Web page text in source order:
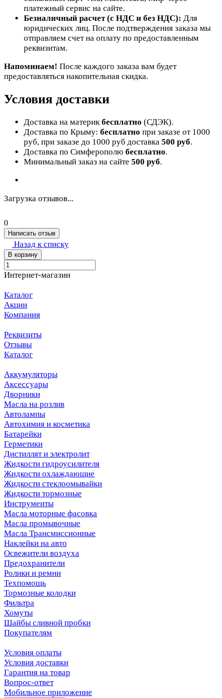
платежный сервис на сайте.
Безналичный расчет (с НДС и без НДС): Для
юридических лиц. После подтверждения заказа мы
отправляем счет на оплату по предоставленным
реквизитам.
Напоминаем! После каждого заказа вам будет
предоставляться накопительная скидка.
Условия доставки
Доставка на материкбесплатно (СДЭК).
Доставка по Крыму: бесплатно при заказе от 1000
руб, при заказе до 1000 руб доставка 500 руб.
Доставка по Симферополю бесплатно.
Минимальный заказ на сайте 500 руб.
Загрузка отзывов...
0
Написать отзыв
Назад к списку
В корзину
Интернет-магазин
Каталог
Акции
Компания
Реквизиты
Отзывы
Каталог
Аккумуляторы
Аксессуары
Дворники
Масла на розлив
Автолампы
Автохимия и косметика
Батарейки
Герметики
Дистиллят и электролит
Жидкости гидроусилителя
Жидкости охлаждающие
Жидкости стеклоомывайки
Жидкости тормозные
Инструменты
Масла моторные фасовка
Масла промывочные
Масла Трансмиссионные
Наклейки на авто
Освежители воздуха
Предохранители
Ролики и ремни
Техпомощь
Тормозные колодки
Фильтра
Хомуты
Шайбы сливной пробки
Покупателям
Условия оплаты
Условия доставки
Гарантия на товар
Вопрос-ответ
Мобильное приложение